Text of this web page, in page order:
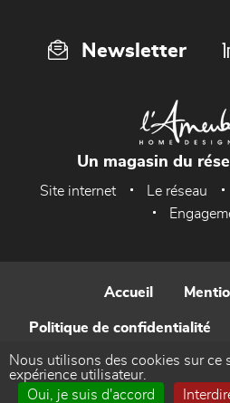
Newsletter
Un magasin du
Site internet Le réseau
Accueil
Politique de confidentialité
Contact
Nous utilisons des cookies sur ce
expérience utilisateur.
Oui, je suis d'accord